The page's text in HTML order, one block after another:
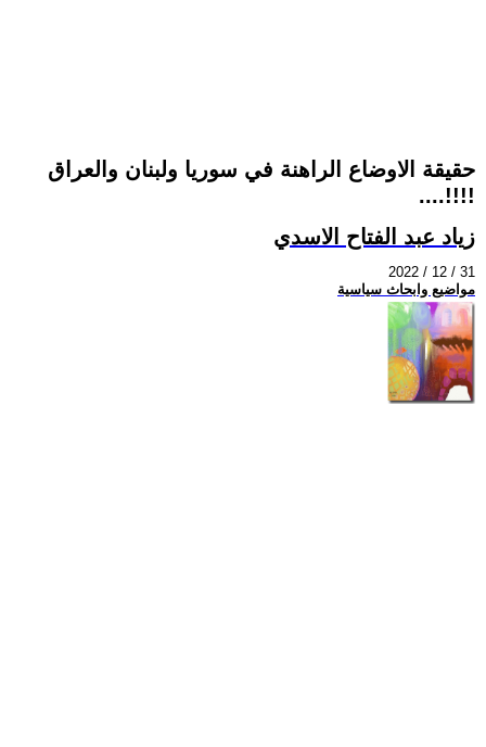
حقيقة الاوضاع الراهنة في سوريا ولبنان والعراق
....!!!!
زياد عبد الفتاح الاسدي
2022 / 12 / 31
مواضيع وابحاث سياسية